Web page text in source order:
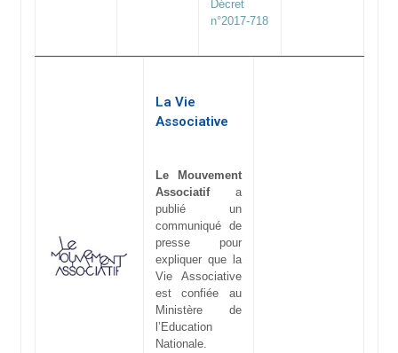
Décret
n°2017-718
La Vie
Associative
Le Mouvement
Associatifa
publié un
communiqué de
presse pour
expliquer que la
Vie Associative
est confiée au
Ministère de
l’Education
Nationale.